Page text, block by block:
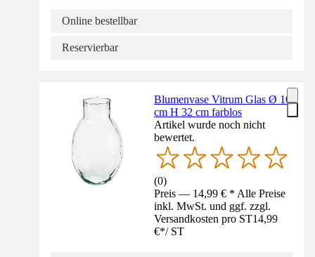
Online bestellbar
Reservierbar
Blumenvase Vitrum Glas Ø 10
cm H 32 cm farblos
Artikel wurde noch nicht
bewertet.
(0)
Preis — 14,99 € * Alle Preise
inkl. MwSt. und ggf. zzgl.
Versandkosten pro ST14,99
€*/ ST